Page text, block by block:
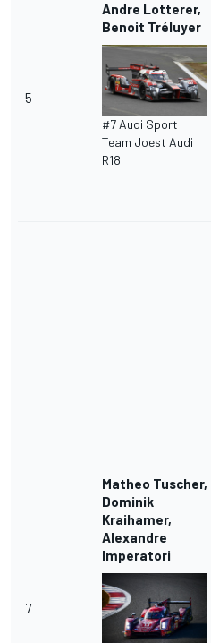
5
Andre Lotterer,
Benoit Tréluyer
#7 Audi Sport
Team Joest Audi
R18
7
Matheo Tuscher,
Dominik
Kraihamer,
Alexandre
Imperatori